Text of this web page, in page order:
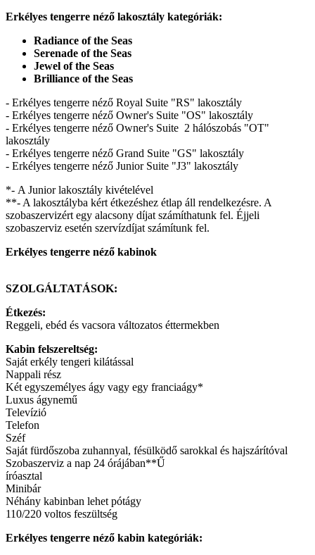
Erkélyes tengerre néző lakosztály kategóriák:
Radiance of the Seas
Serenade of the Seas
Jewel of the Seas
Brilliance of the Seas
- Erkélyes tengerre néző Royal Suite "RS" lakosztály
- Erkélyes tengerre néző Owner's Suite "OS" lakosztály
- Erkélyes tengerre néző Owner's Suite 2 hálószobás "OT"
lakosztály
- Erkélyes tengerre néző Grand Suite "GS" lakosztály
- Erkélyes tengerre néző Junior Suite "J3" lakosztály
*- A Junior lakosztály kivételével
**- A lakosztályba kért étkezéshez étlap áll rendelkezésre. A
szobaszervizért egy alacsony díjat számíthatunk fel. Éjjeli
szobaszerviz esetén szervízdíjat számítunk fel.
Erkélyes tengerre néző kabinok
SZOLGÁLTATÁSOK:
Étkezés:
Reggeli, ebéd és vacsora változatos éttermekben
Kabin felszereltség:
Saját erkély tengeri kilátással
Nappali rész
Két egyszemélyes ágy vagy egy franciaágy*
Luxus ágynemű
Televízió
Telefon
Széf
Saját fürdőszoba zuhannyal, fésülködő sarokkal és hajszárítóval
Szobaszerviz a nap 24 órájában**Ű
íróasztal
Minibár
Néhány kabinban lehet pótágy
110/220 voltos feszültség
Erkélyes tengerre néző kabin kategóriák: